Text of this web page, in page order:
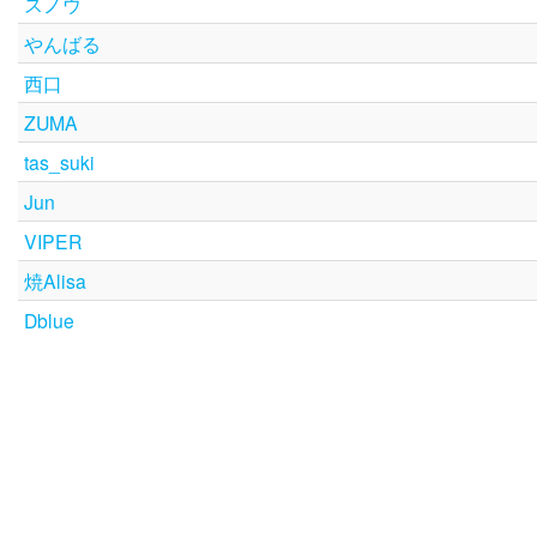
やんばる
西口
ZUMA
tas_suki
Jun
VIPER
焼Alisa
Dblue